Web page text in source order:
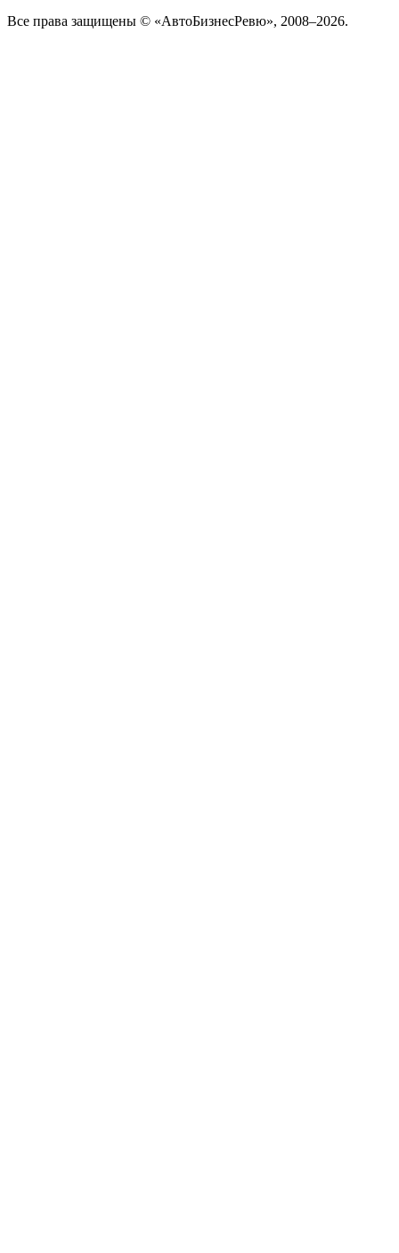
Все права защищены © «АвтоБизнесРевю», 2008–2026.